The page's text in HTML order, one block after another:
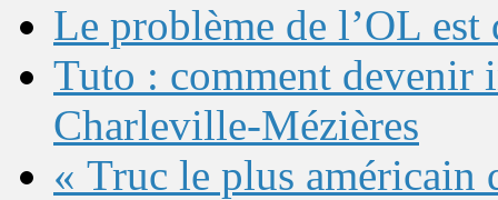
Le problème de l’OL
Tuto : comment devenir
Charleville-Mézières
« Truc le plus américain